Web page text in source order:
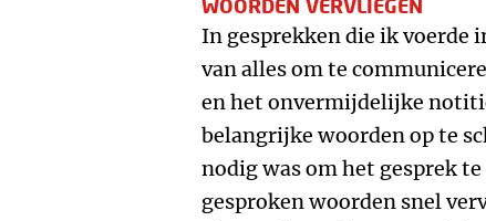
WOORDEN VERVLIEGEN
In gesprekken die ik
van alles om te
en het onvermijdelijke
belangrijke woorden op te
nodig was om het gesprek
gesproken woorden snel